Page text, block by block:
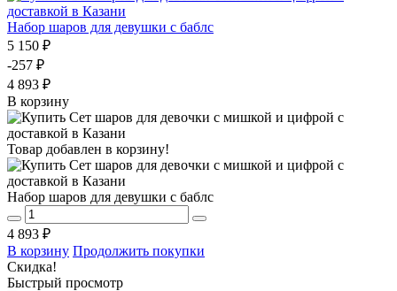
Набор шаров для девушки с баблс
5 150 ₽
-257 ₽
4 893 ₽
В корзину
Товар добавлен в корзину!
Набор шаров для девушки с баблс
4 893 ₽
В корзину Продолжить покупки
Скидка!
Быстрый просмотр